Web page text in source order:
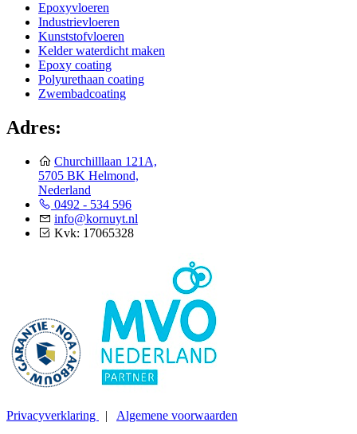
Epoxyvloeren
Industrievloeren
Kunststofvloeren
Kelder waterdicht maken
Epoxy coating
Polyurethaan coating
Zwembadcoating
Adres:
Churchilllaan 121A,
5705 BK Helmond,
Nederland
0492 - 534 596
info@kornuyt.nl
Kvk: 17065328
Privacyverklaring | Algemene voorwaarden